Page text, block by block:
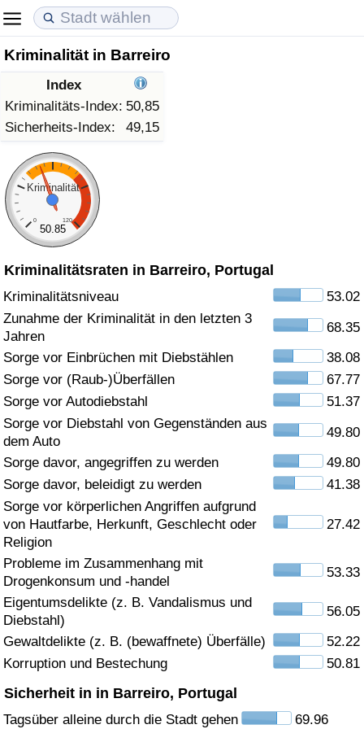
Kriminalität in Barreiro
Index
Kriminalitäts-Index: 50,85
Sicherheits-Index:
49,15
Kriminalität
0 120
50.85
Kriminalitätsraten in Barreiro, Portugal
Kriminalitätsniveau
53.02
Zunahme der Kriminalität in den letzten 3
Jahren
68.35
Sorge vor Einbrüchen mit Diebstählen
38.08
Sorge vor (Raub-)Überfällen
67.77
Sorge vor Autodiebstahl
51.37
Sorge vor Diebstahl von Gegenständen aus
dem Auto
49.80
Sorge davor, angegriffen zu werden
49.80
Sorge davor, beleidigt zu werden
41.38
Sorge vor körperlichen Angriffen aufgrund
von Hautfarbe, Herkunft, Geschlecht oder
Religion
27.42
Probleme im Zusammenhang mit
Drogenkonsum und -handel
53.33
Eigentumsdelikte (z. B. Vandalismus und
Diebstahl)
56.05
Gewaltdelikte (z. B. (bewaffnete) Überfälle)
52.22
Korruption und Bestechung
50.81
Sicherheit in in Barreiro, Portugal
Tagsüber alleine durch die Stadt gehen 69.96
Lebenshaltungskosten
Lebenshaltungskosten-Index (aktuell)
Lebenshaltungskosten-Index
Lebenshaltungskosten-Index nach Land
in Akaba
Immobilienpreise
Immobilienpreis-Index (aktuell)
Immobilienpreis-Index
Immobilienpreis-Index nach Land
Lebensqualität
Lebensqualität-Index
Lebensqualität-Index (aktuell)
Lebensqualitätsindex nach Land
Kriminalität
Kriminalitäts-Index (aktuell)
Kriminalitäts-Index
Kriminalitätsindex nach Land
Gesundheitsversorgung
Gesundheitsversorgungs-Index (aktuell)
Gesundheitsversorgungs-Index
Gesundheitsversorgungs-Index nach Land
Umweltverschmutzung
Umweltverschmutzungs-Index (aktuell)
Verschmutzungsindex
Umweltverschmutzungs-Index nach Land
Verkehr